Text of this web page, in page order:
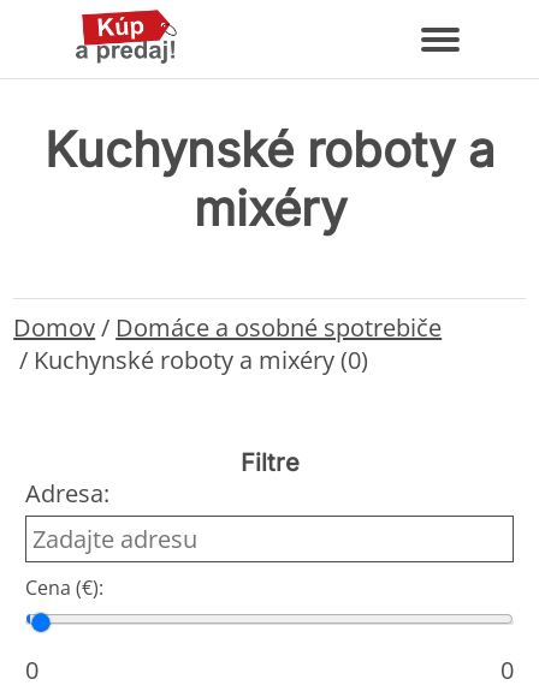
Kuchynské roboty a
mixéry
Domov/ Domáce a osobné spotrebiče
/ Kuchynské roboty a mixéry (0)
Filtre
Adresa:
Cena (€):
Cena od
Cena do
0
0